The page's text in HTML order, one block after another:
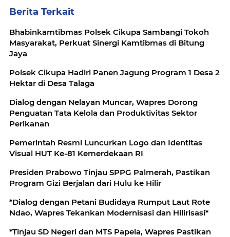
Berita Terkait
Bhabinkamtibmas Polsek Cikupa Sambangi Tokoh
Masyarakat, Perkuat Sinergi Kamtibmas di Bitung
Jaya
Polsek Cikupa Hadiri Panen Jagung Program 1 Desa 2
Hektar di Desa Talaga
Dialog dengan Nelayan Muncar, Wapres Dorong
Penguatan Tata Kelola dan Produktivitas Sektor
Perikanan
Pemerintah Resmi Luncurkan Logo dan Identitas
Visual HUT Ke-81 Kemerdekaan RI
Presiden Prabowo Tinjau SPPG Palmerah, Pastikan
Program Gizi Berjalan dari Hulu ke Hilir
*Dialog dengan Petani Budidaya Rumput Laut Rote
Ndao, Wapres Tekankan Modernisasi dan Hilirisasi*
*Tinjau SD Negeri dan MTS Papela, Wapres Pastikan